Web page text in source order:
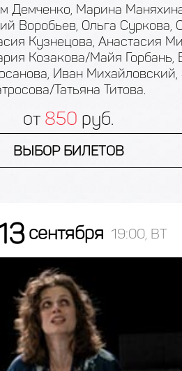
Демченко, Марина
Воробьев, Ольга Суркова,
Кузнецова, Анастасия
Козакова/Майя Горбань,
Иван
Татьяна Титова.
от 850 руб.
ВЫБОР БИЛЕТОВ
сентября 19:00, ВТ